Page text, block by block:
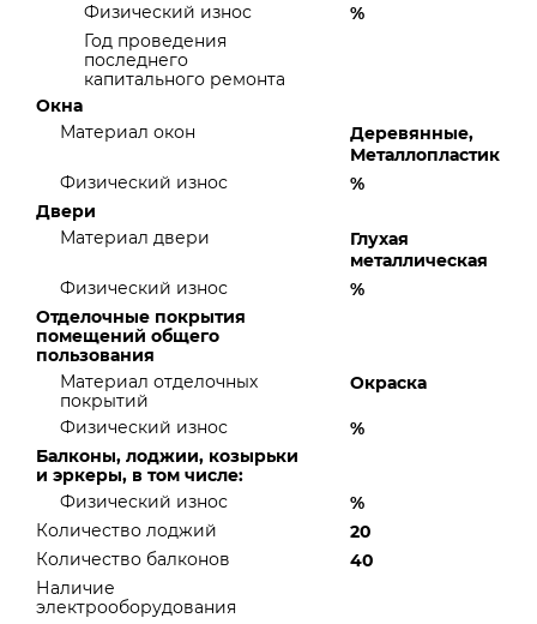
Физический износ
%
Год проведения
последнего
капитального ремонта
Окна
Материал окон
Деревянные,
Металлопластик
Физический износ
%
Двери
Материал двери
Глухая
металлическая
Физический износ
%
Отделочные покрытия
помещений общего
пользования
Материал отделочных
покрытий
Окраска
Физический износ
%
Балконы, лоджии, козырьки
и эркеры, в том числе:
Физический износ
%
Количество лоджий
20
Количество балконов
40
Наличие
электрооборудования